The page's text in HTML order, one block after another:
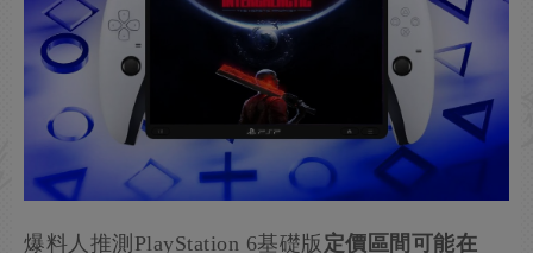
爆料人推測PlayStation 6基礎版 定價區間可能在